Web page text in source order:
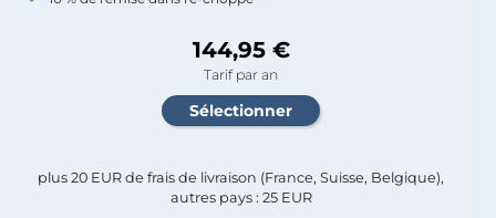
144,95 €
Tarif par an
plus 20 EUR de frais de livraison (France, Suisse, Belgique),
autres pays : 25 EUR